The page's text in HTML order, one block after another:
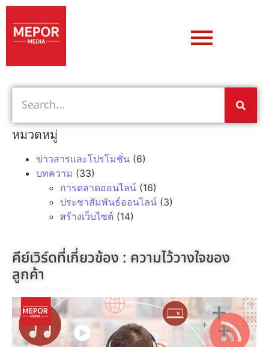
หมวดหมู่
ข่าวสารและโปรโมชั่น (6)
บทความ (33)
การตลาดออนไลน์ (16)
ประชาสัมพันธ์ออนไลน์ (3)
สร้างเว็บไซต์ (14)
คีย์เวิร์ดที่เกี่ยวข้อง : ความไว้วางใจของ
ลูกค้า